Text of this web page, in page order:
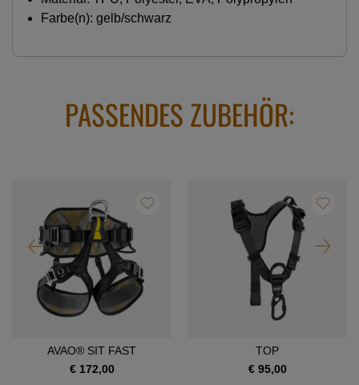
Farbe(n): gelb/schwarz
PASSENDES ZUBEHÖR:
AVAO® SIT FAST
€ 172,00
TOP
€ 95,00